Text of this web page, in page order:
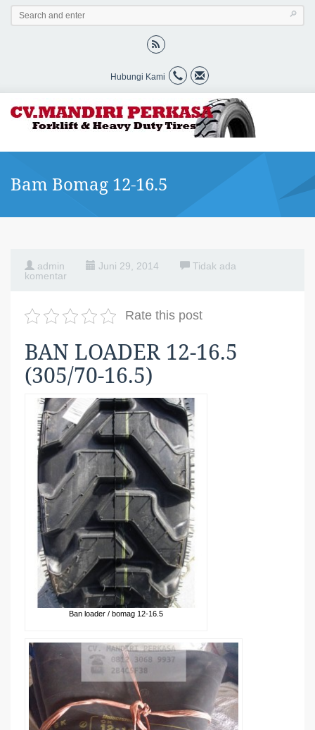
Hubungi Kami
Bam Bomag 12-16.5
admin Juni 29, 2014
Tidak ada
komentar
Rate this post
BAN LOADER 12-16.5
(305/70-16.5)
Ban loader / bomag 12-16.5